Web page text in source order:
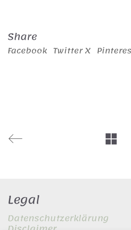
Share
Facebook Twitter X
Legal
Datenschutzerklärung